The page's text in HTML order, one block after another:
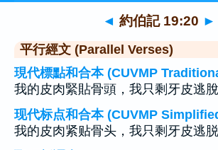
◄ 約伯記 19:20 ►
平行經文 (Parallel Verses)
現代標點和合本 (CUVMP
我的皮肉緊貼骨頭，我只剩牙皮逃脫
现代标点和合本 (CUVMP
我的皮肉紧贴骨头，我只剩牙皮逃脱